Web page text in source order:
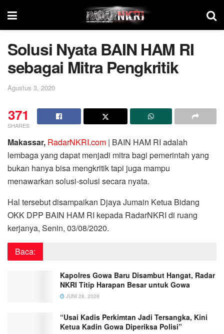
Solusi Nyata BAIN HAM RI
sebagai Mitra Pengkritik
Agustus 3, 2020
371
SHARES
Makassar, RadarNKRI.com | BAIN HAM RI adalah
lembaga yang dapat menjadi mitra bagi pemerintah yang
bukan hanya bisa mengkritik tapi juga mampu
menawarkan solusi-solusi secara nyata.
Hal tersebut disampaikan Djaya Jumain Ketua Bidang
OKK DPP BAIN HAM RI kepada RadarNKRI di ruang
kerjanya, Senin, 03/08/2020.
Baca:
Kapolres Gowa Baru Disambut Hangat, Radar
NKRI Titip Harapan Besar untuk Gowa
JUNI 28, 2026
“Usai Kadis Perkimtan Jadi Tersangka, Kini
Ketua Kadin Gowa Diperiksa Polisi”